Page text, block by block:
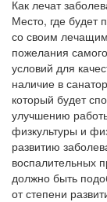
Как лечат
Место, где будет
со своим
пожелания
условий для
наличие в
который будет
улучшению
физкультуры и
развитию
воспалительных
должно быть
от степени